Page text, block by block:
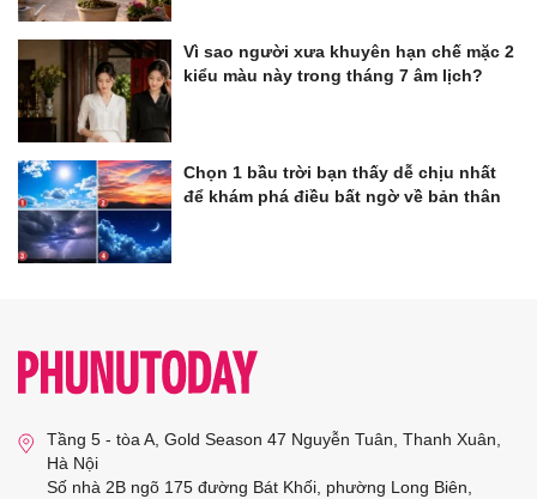
Vì sao người xưa khuyên hạn chế mặc 2
kiểu màu này trong tháng 7 âm lịch?
Chọn 1 bầu trời bạn thấy dễ chịu nhất
để khám phá điều bất ngờ về bản thân
Tầng 5 - tòa A, Gold Season 47 Nguyễn Tuân, Thanh Xuân,
Hà Nội
Số nhà 2B ngõ 175 đường Bát Khối, phường Long Biên,